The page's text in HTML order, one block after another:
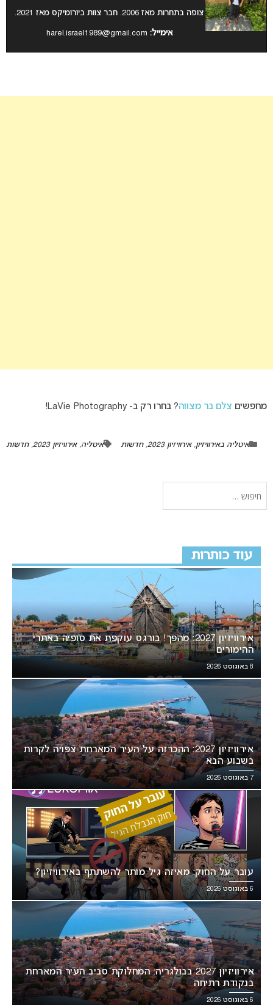
צופה בתחרות מאז 2006. חבר צוות ביורומיקס מאז 2021.
אימייל: harel.israel1989@gmail.com
מחפשים צלם בר מצווה? בחרו רק ב- LaVie Photography!
איטליה באירוויזיון,אירוויזיון 2023 ,חדשות איטליה,אירוויזיון 2023 ,חדשות
עוד כותרות
אירוויזיון 2027: מהפך! בורגס עוקפת את סופיה באתרי
ההימורים
8 באוגוסט 2026
אירוויזיון 2027: ההכרזה על העיר המארחת צפויה לקרות
בשבוע הבא
7 באוגוסט 2026
עובר על החוק: מאיזה גיל מותר להשתתף באירוויזיון?
6 באוגוסט 2026
אירוויזיון 2027 בבולגריה: המחלוקת סביב העיר המארחת
בנקודת רתיחה
6 באוגוסט 2026